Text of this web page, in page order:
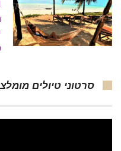
סרטוני טיולים